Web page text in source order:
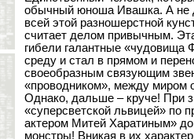
обычный юноша Ивашка. А не
всей этой разношерстной
считает делом привычным.
гибели галантные «чудовища
среду и стал в прямом и
своеобразным связующим
«проводником», между миром
Однако, дальше – круче! При
«суперсветской львицей» по
актером Митей Харатиным»
монстры! Вникая в их